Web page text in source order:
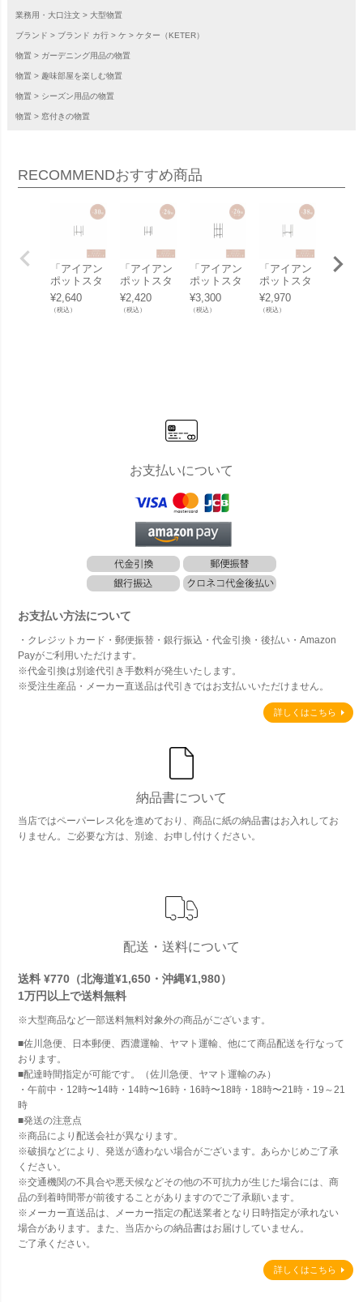
業務用・大口注文 大型物置
ブランド ブランド カ行 ケ ケター（KETER）
物置 ガーデニング用品の物置
物置 趣味部屋を楽しむ物置
物置 シーズン用品の物置
物置 窓付きの物置
RECOMMENDおすすめ商品
「アイアン
ポットスタ
ンド Φ30
用」幅33.5
cm 奥行33.
¥2,640
（税込）
「アイアン
ポットスタ
ンド Φ26
用」幅29c
m 奥行29c
¥2,420
（税込）
「アイアン
ポットスタ
ンド Φ26用
トール」幅
29cm 奥行2
¥3,300
（税込）
「アイアン
ポットスタ
ンド Φ38
用」幅41c
m 奥行41c
¥2,970
（税込）
「ア
お支払いについて
お支払い方法について
・クレジットカード・郵便振替・銀行振込・代金引換・後払い・Amazon
Payがご利用いただけます。
※代金引換は別途代引き手数料が発生いたします。
※受注生産品・メーカー直送品は代引きではお支払いいただけません。
詳しくはこちら
納品書について
当店ではペーパーレス化を進めており、商品に紙の納品書はお入れしてお
りません。ご必要な方は、別途、お申し付けください。
配送・送料について
送料 ¥770（北海道¥1,650・沖縄¥1,980）
1万円以上で送料無料
※大型商品など一部送料無料対象外の商品がございます。
■佐川急便、日本郵便、西濃運輸、ヤマト運輸、他にて商品配送を行なって
おります。
■配達時間指定が可能です。（佐川急便、ヤマト運輸のみ）
・午前中・12時〜14時・14時〜16時・16時〜18時・18時〜21時・19～21
時
■発送の注意点
※商品により配送会社が異なります。
※破損などにより、発送が適わない場合がございます。あらかじめご了承
ください。
※交通機関の不具合や悪天候などその他の不可抗力が生じた場合には、商
品の到着時間帯が前後することがありますのでご了承願います。
※メーカー直送品は、メーカー指定の配送業者となり日時指定が承れない
場合があります。また、当店からの納品書はお届けしていません。
ご了承ください。
詳しくはこちら